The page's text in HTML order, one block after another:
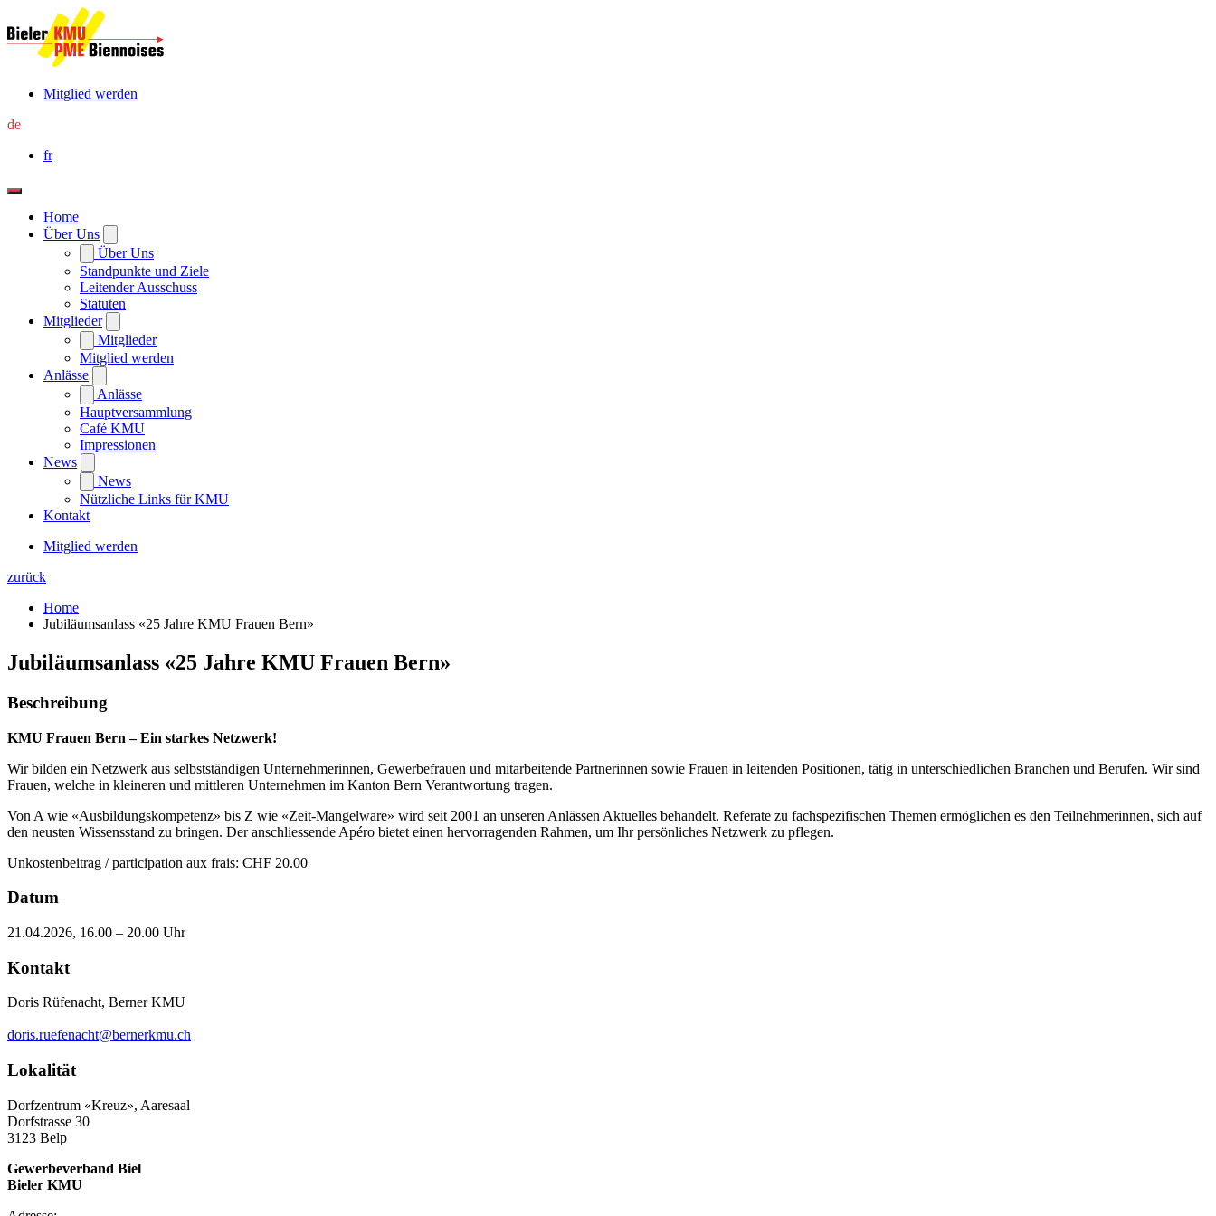
Mitglied werden
de
fr
Home
Über Uns
Über Uns
Standpunkte und Ziele
Leitender Ausschuss
Statuten
Mitglieder
Mitglieder
Mitglied werden
Anlässe
Anlässe
Hauptversammlung
Café KMU
Impressionen
News
News
Nützliche Links für KMU
Kontakt
Mitglied werden
zurück
Home
Jubiläumsanlass «25 Jahre KMU Frauen Bern»
Jubiläumsanlass «25 Jahre KMU Frauen Bern»
Beschreibung
KMU Frauen Bern – Ein starkes Netzwerk!
Wir bilden ein Netzwerk aus selbstständigen Unternehmerinnen, Gewerbefrauen und mitarbeitende Partnerinnen sowie Frauen in leitenden Positionen, tätig in unterschiedlichen Branchen und Berufen. Wir sind
Frauen, welche in kleineren und mittleren Unternehmen im Kanton Bern Verantwortung tragen.
Von A wie «Ausbildungskompetenz» bis Z wie «Zeit-Mangelware» wird seit 2001 an unseren Anlässen Aktuelles behandelt. Referate zu fachspezifischen Themen ermöglichen es den Teilnehmerinnen, sich auf
den neusten Wissensstand zu bringen. Der anschliessende Apéro bietet einen hervorragenden Rahmen, um Ihr persönliches Netzwerk zu pflegen.
Unkostenbeitrag / participation aux frais: CHF 20.00
Datum
21.04.2026, 16.00 – 20.00 Uhr
Kontakt
Doris Rüfenacht, Berner KMU
doris.ruefenacht@bernerkmu.ch
Lokalität
Dorfzentrum «Kreuz», Aaresaal
Dorfstrasse 30
3123 Belp
Gewerbeverband Biel
Bieler KMU